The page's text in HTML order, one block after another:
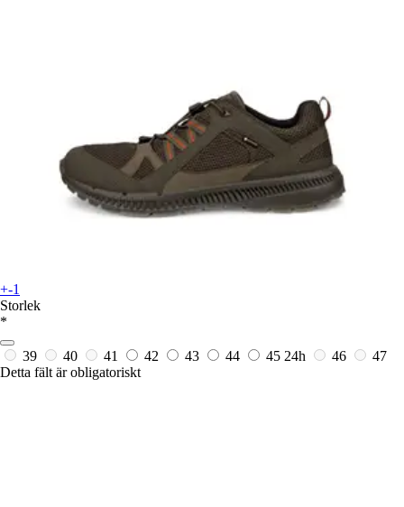
+-1
Storlek
*
39 40 41 42 43 44 45 24h 46
47
Detta fält är obligatoriskt